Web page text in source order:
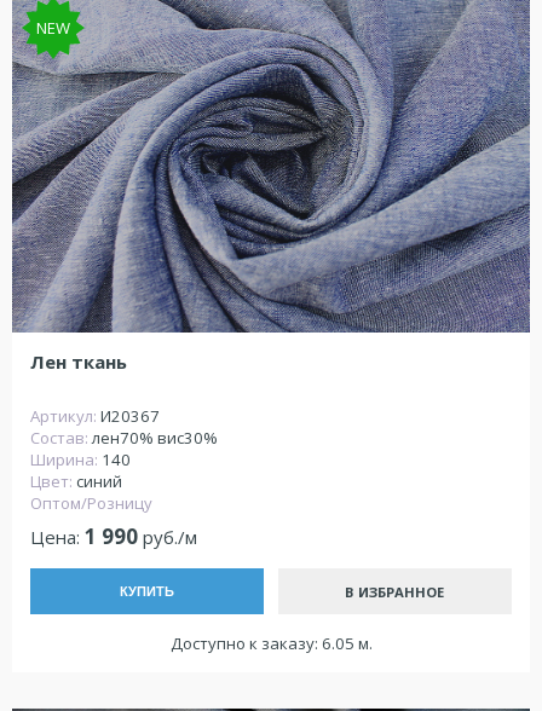
NEW
Лен ткань
Артикул: И20367
Состав:лен70% вис30%
Ширина: 140
Цвет: синий
Оптом/Розницу
Цена: 1 990 руб./м
КУПИТЬ В ИЗБРАННОЕ
Доступно к заказу: 6.05 м.